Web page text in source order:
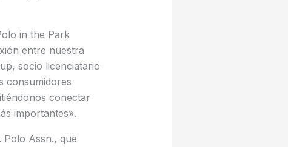
in the Park
entre nuestra
socio licenciatario
consumidores
conectar
importantes».
Polo Assn., que